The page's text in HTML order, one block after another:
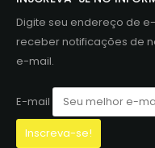
Digite seu endereço de
receber notificações de
e-mail.
E-mail